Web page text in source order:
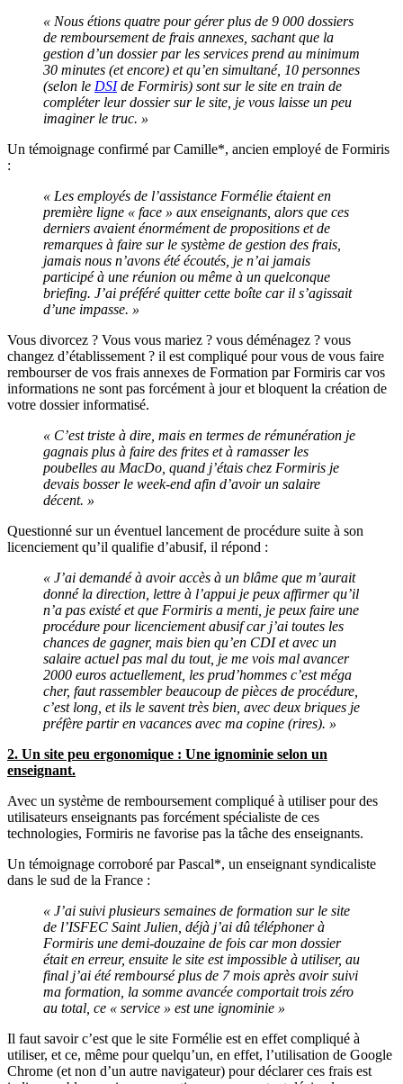
« Nous étions quatre pour gérer plus de 9 000 dossiers
de remboursement de frais annexes, sachant que la
gestion d’un dossier par les services prend au minimum
30 minutes (et encore) et qu’en simultané, 10 personnes
(selon le DSIde Formiris) sont sur le site en train de
compléter leur dossier sur le site, je vous laisse un peu
imaginer le truc. »
Un témoignage confirmé par Camille*, ancien employé de Formiris
:
« Les employés de l’assistance Formélie étaient en
première ligne « face » aux enseignants, alors que ces
derniers avaient énormément de propositions et de
remarques à faire sur le système de gestion des frais,
jamais nous n’avons été écoutés, je n’ai jamais
participé à une réunion ou même à un quelconque
briefing. J’ai préféré quitter cette boîte car il s’agissait
d’une impasse. »
Vous divorcez ? Vous vous mariez ? vous déménagez ? vous
changez d’établissement ? il est compliqué pour vous de vous faire
rembourser de vos frais annexes de Formation par Formiris car vos
informations ne sont pas forcément à jour et bloquent la création de
votre dossier informatisé.
« C’est triste à dire, mais en termes de rémunération je
gagnais plus à faire des frites et à ramasser les
poubelles au MacDo, quand j’étais chez Formiris je
devais bosser le week-end afin d’avoir un salaire
décent. »
Questionné sur un éventuel lancement de procédure suite à son
licenciement qu’il qualifie d’abusif, il répond :
« J’ai demandé à avoir accès à un blâme que m’aurait
donné la direction, lettre à l’appui je peux affirmer qu’il
n’a pas existé et que Formiris a menti, je peux faire une
procédure pour licenciement abusif car j’ai toutes les
chances de gagner, mais bien qu’en CDI et avec un
salaire actuel pas mal du tout, je me vois mal avancer
2000 euros actuellement, les prud’hommes c’est méga
cher, faut rassembler beaucoup de pièces de procédure,
c’est long, et ils le savent très bien, avec deux briques je
préfère partir en vacances avec ma copine (rires). »
2. Un site peu ergonomique : Une ignominie selon un
enseignant.
Avec un système de remboursement compliqué à utiliser pour des
utilisateurs enseignants pas forcément spécialiste de ces
technologies, Formiris ne favorise pas la tâche des enseignants.
Un témoignage corroboré par Pascal*, un enseignant syndicaliste
dans le sud de la France :
« J’ai suivi plusieurs semaines de formation sur le site
de l’ISFEC Saint Julien, déjà j’ai dû téléphoner à
Formiris une demi-douzaine de fois car mon dossier
était en erreur, ensuite le site est impossible à utiliser, au
final j’ai été remboursé plus de 7 mois après avoir suivi
ma formation, la somme avancée comportait trois zéro
au total, ce « service » est une ignominie »
Il faut savoir c’est que le site Formélie est en effet compliqué à
utiliser, et ce, même pour quelqu’un, en effet, l’utilisation de Google
Chrome (et non d’un autre navigateur) pour déclarer ces frais est